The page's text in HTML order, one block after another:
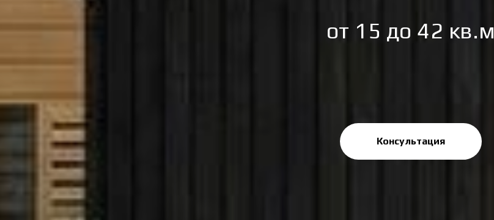
от 15 до 42 кв.м
Консультация